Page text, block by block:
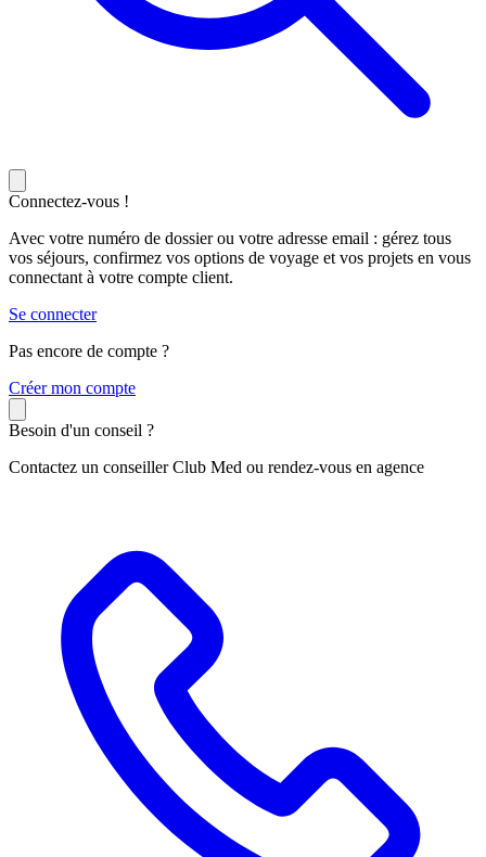
Connectez-vous !
Avec votre numéro de dossier ou votre adresse email : gérez tous
vos séjours, confirmez vos options de voyage et vos projets en vous
connectant à votre compte client.
Se connecter
Pas encore de compte ?
Créer mon compte
Besoin d'un conseil ?
Contactez un conseiller Club Med ou rendez-vous en agence